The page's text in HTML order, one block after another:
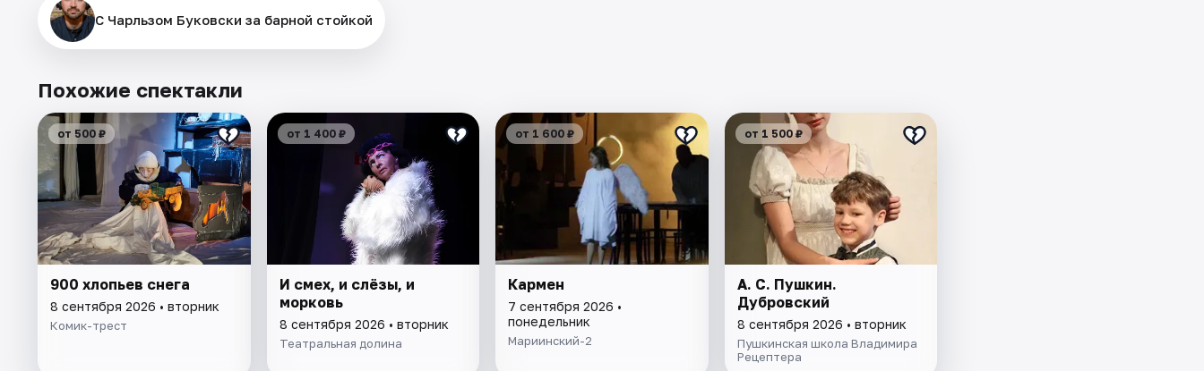
С Чарльзом Буковски за барной стойкой
Похожие спектакли
от 500 ₽
900 хлопьев снега
8 сентября 2026 • вторник
Комик-трест
от 1 400 ₽
И смех, и слёзы, и
морковь
8 сентября 2026 • вторник
Театральная долина
от 1 600 ₽
Кармен
7 сентября 2026 •
понедельник
Мариинский-2
от 1 500 ₽
А. С. Пушкин.
Дубровский
8 сентября 2026 • вторник
Пушкинская школа Владимира
Рецептера